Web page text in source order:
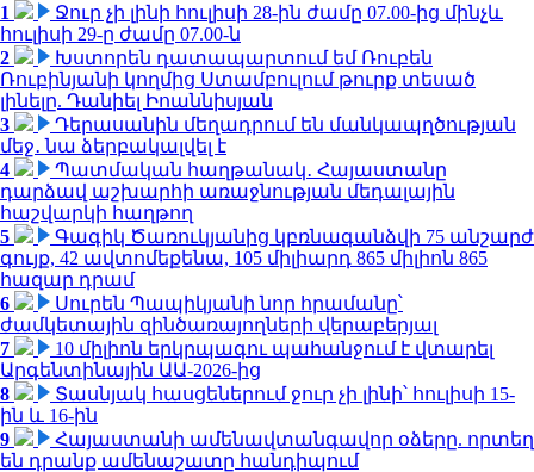
1
Ջուր չի լինի հուլիսի 28-ին ժամը 07.00-ից մինչև
հուլիսի 29-ը ժամը 07.00-ն
2
Խստորեն դատապարտում եմ Ռուբեն
Ռուբինյանի կողմից Ստամբուլում թուրք տեսած
լինելը. Դանիել Իոաննիսյան
3
Դերասանին մեղադրում են մանկապղծության
մեջ․ նա ձերբակալվել է
4
Պատմական հաղթանակ․ Հայաստանը
դարձավ աշխարհի առաջնության մեդալային
հաշվարկի հաղթող
5
Գագիկ Ծառուկյանից կբռնագանձվի 75 անշարժ
գույք, 42 ավտոմեքենա, 105 միլիարդ 865 միլիոն 865
հազար դրամ
6
Սուրեն Պապիկյանի նոր հրամանը՝
ժամկետային զինծառայողների վերաբերյալ
7
10 միլիոն երկրպագու պահանջում է վտարել
Արգենտինային ԱԱ-2026-ից
8
Տասնյակ հասցեներում ջուր չի լինի՝ հուլիսի 15-
ին և 16-ին
9
Հայաստանի ամենավտանգավոր օձերը. որտեղ
են դրանք ամենաշատը հանդիպում